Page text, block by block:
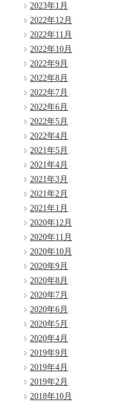
2023年1月
2022年12月
2022年11月
2022年10月
2022年9月
2022年8月
2022年7月
2022年6月
2022年5月
2022年4月
2021年5月
2021年4月
2021年3月
2021年2月
2021年1月
2020年12月
2020年11月
2020年10月
2020年9月
2020年8月
2020年7月
2020年6月
2020年5月
2020年4月
2019年9月
2019年4月
2019年2月
2018年10月